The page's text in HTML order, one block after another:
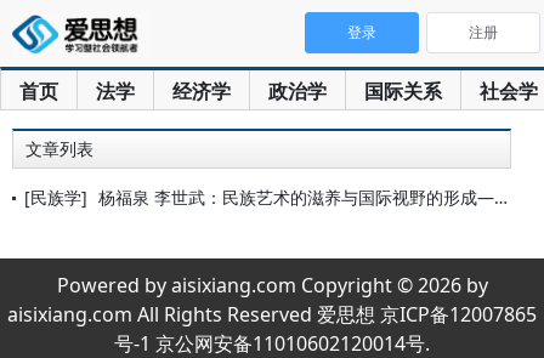
首页 法学 经济学 政治学 国际关系 社会学
登录 注册
文章列表
[民族学] 杨福泉 李世武：民族艺术的滋养与国际视野的形成——人类学家杨
Powered by aisixiang.com Copyright © 2026 by
aisixiang.com All Rights Reserved 爱思想 京ICP备12007865
号-1 京公网安备11010602120014号.